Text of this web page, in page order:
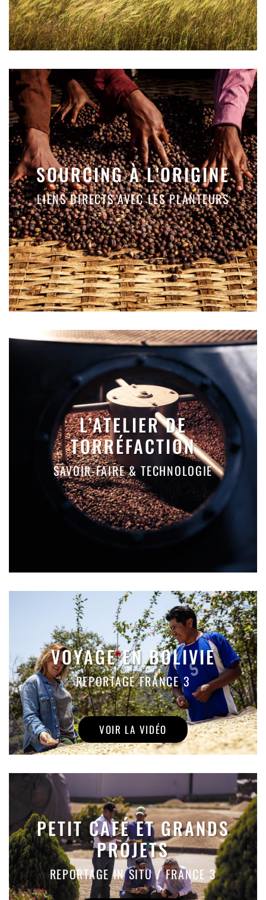
SOURCING À L'ORIGINE
LIENS DIRECTS AVEC LES PLANTEURS
L’ATELIER DE
TORRÉFACTION
SAVOIR-FAIRE & TECHNOLOGIE
VOYAGE EN BOLIVIE
REPORTAGE FRANCE 3
VOIR LA VIDÉO
PETIT CAFÉ ET GRANDS
PROJETS
REPORTAGE IN SITU / FRANCE 3